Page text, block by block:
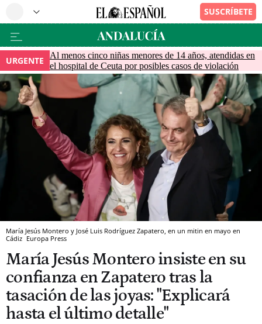
URGENTE
Al menos cinco niñas menores de 14 años, atendidas en
el hospital de Ceuta por posibles casos de violación
María Jesús Montero y José Luis Rodríguez Zapatero, en un mitin en mayo en
Cádiz Europa Press
María Jesús Montero insiste en su
confianza en Zapatero tras la
tasación de las joyas: "Explicará
hasta el último detalle"